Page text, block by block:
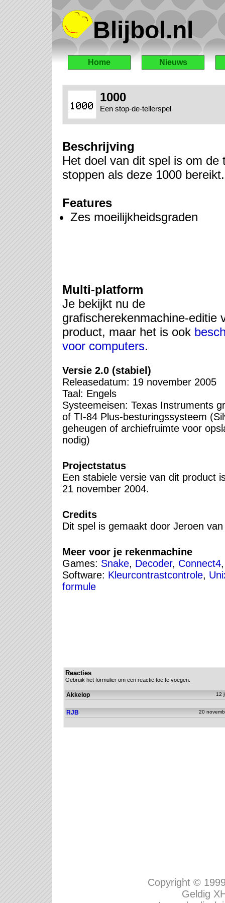
Blijbol.nl
Home Nieuws
1000
Een stop-de-tellerspel
Beschrijving
Het doel van dit spel is om de
stoppen als deze 1000 bereikt.
Features
Zes moeilijkheidsgraden
Multi-platform
Je bekijkt nu de
grafischerekenmachine-editie
product, maar het is ook
voor computers.
Versie 2.0 (stabiel)
Releasedatum: 19 november 2005
Taal: Engels
Systeemeisen: Texas Instruments
of TI-84 Plus-besturingssysteem
geheugen of archiefruimte voor
nodig)
Projectstatus
Een stabiele versie van dit product
21 november 2004.
Credits
Dit spel is gemaakt door Jeroen
Meer voor je rekenmachine
Games: Snake, Decoder, Connect4
Software: Kleurcontrastcontrole,
formule
Reacties
Gebruik het formulier om een reactie toe te voegen.
12
Akkelop
20
RJB
Copyright ©
Geldig